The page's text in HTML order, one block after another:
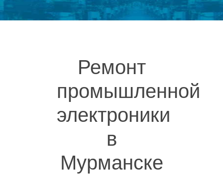
Ремонт
промышленной
электроники
в
Мурманске